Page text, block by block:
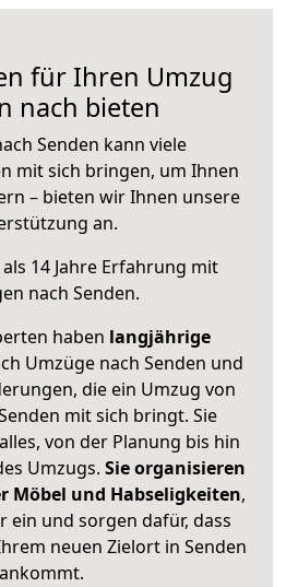
für Ihren Umzug
nach bieten
Senden kann viele
mit sich bringen, um Ihnen
– bieten wir Ihnen unsere
an.
14 Jahre Erfahrung mit
nach Senden.
haben langjährige
Umzüge nach Senden und
die ein Umzug von
mit sich bringt. Sie
von der Planung bis hin
Umzugs. Sie organisieren
Möbel und Habseligkeiten,
ein und sorgen dafür, dass
neuen Zielort in Senden
ankommt.